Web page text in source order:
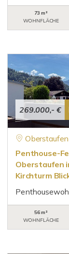
73 m²
WOHNFLÄCHE
269.000,- €
Oberstaufen
Penthouse-
Oberstaufen
Kirchturm
56 m²
WOHNFLÄCHE